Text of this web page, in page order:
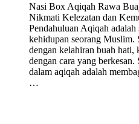
Nasi Box Aqiqah Rawa
Nikmati Kelezatan dan
Pendahuluan Aqiqah
kehidupan seorang Muslim.
dengan kelahiran buah
dengan cara yang
dalam aqiqah adalah
…